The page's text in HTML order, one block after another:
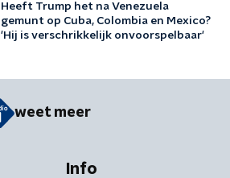
Heeft Trump het na Venezuela
gemunt op Cuba, Colombia en Mexico?
'Hij is verschrikkelijk onvoorspelbaar'
weet meer
Info